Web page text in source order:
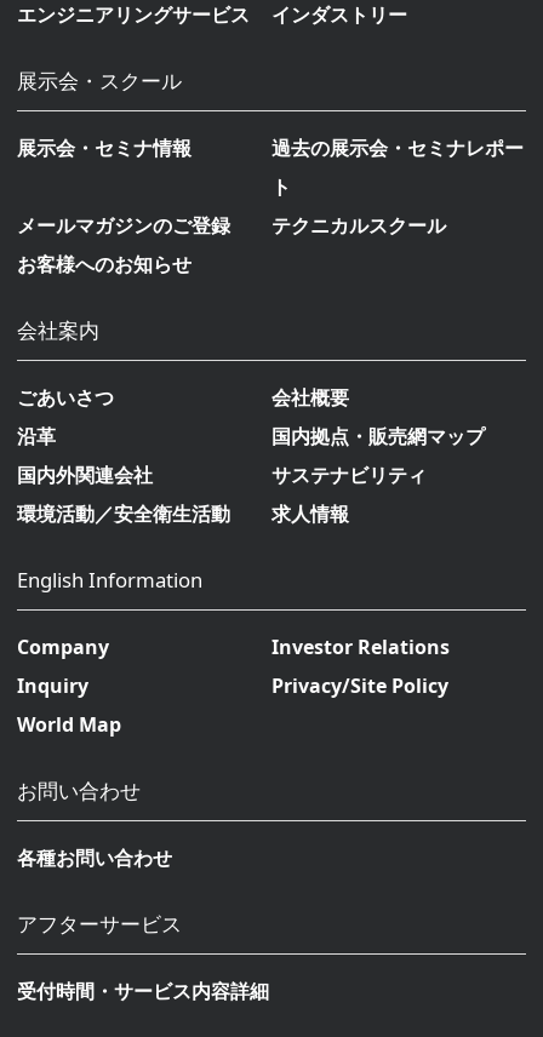
エンジニアリングサービス
インダストリー
展示会・スクール
展示会・セミナ情報
過去の展示会・セミナレポー
ト
メールマガジンのご登録
テクニカルスクール
お客様へのお知らせ
会社案内
ごあいさつ
会社概要
沿革
国内拠点・販売網マップ
国内外関連会社
サステナビリティ
環境活動／安全衛生活動
求人情報
English Information
Company
Investor Relations
Inquiry
Privacy/Site Policy
World Map
お問い合わせ
各種お問い合わせ
アフターサービス
受付時間・サービス内容詳細